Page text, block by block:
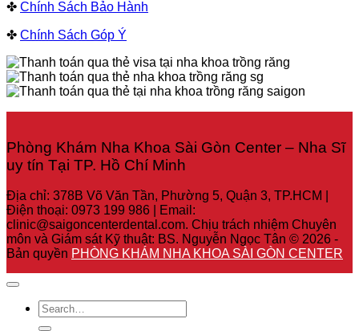
✤ Chính Sách Bảo Hành
✤ Chính Sách Góp Ý
Phòng Khám Nha Khoa Sài Gòn Center – Nha Sĩ
uy tín Tại TP. Hồ Chí Minh
Địa chỉ: 378B Võ Văn Tần, Phường 5, Quận 3, TP.HCM |
Điện thoại: 0973 199 986 | Email:
clinic@saigoncenterdental.com. Chịu trách nhiệm Chuyên
môn và Giám sát Kỹ thuật: BS. Nguyễn Ngọc Tân © 2026 -
Bản quyền PHÒNG KHÁM NHA KHOA SÀI GÒN CENTER